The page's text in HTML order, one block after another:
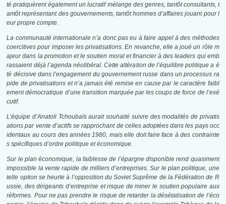
té pratiquèrent également un lucratif mélange des genres, tantôt consultants, t
antôt représentant des gouvernements, tantôt hommes d’affaires jouant pour l
eur propre compte.
La communauté internationale n’a donc pas eu à faire appel à des méthodes
coercitives pour imposer les privatisations. En revanche, elle a joué un rôle m
ajeur dans la promotion et le soutien moral et financier à des leaders qui emb
rassaient déjà l’agenda néolibéral. Cette altération de l’équilibre politique a é
té décisive dans l’engagement du gouvernement russe dans un processus ra
pide de privatisations et n’a jamais été remise en cause par le caractère faibl
ement démocratique d’une transition marquée par les coups de force de l’exé
cutif.
L’équipe d’Anatoli Tchoubaïs aurait souhaité suivre des modalités de privatis
ations par vente d’actifs se rapprochant de celles adoptées dans les pays occ
identaux au cours des années 1980, mais elle doit faire face à des contrainte
s spécifiques d’ordre politique et économique.
Sur le plan économique, la faiblesse de l’épargne disponible rend quasiment
impossible la vente rapide de milliers d’entreprises. Sur le plan politique, une
telle option se heurte à l’opposition du Soviet Suprême de la Fédération de R
ussie, des dirigeants d’entreprise et risque de miner le soutien populaire aux
réformes. Pour ne pas prendre le risque de retarder la désétatisation de l’éco